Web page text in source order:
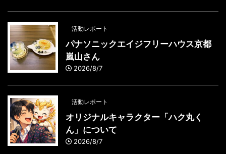
活動レポート
パナソニックエイジフリーハウス京都
嵐山さん
2026/8/7
活動レポート
オリジナルキャラクター「ハク丸く
ん」について
2026/8/7